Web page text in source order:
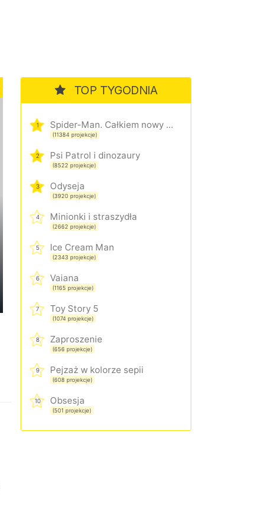
TOP TYGODNIA
1 Spider-Man. Całkiem nowy dzień
(11384 projekcje)
2 Psi Patrol i dinozaury
(8522 projekcje)
3 Odyseja
(3920 projekcje)
4 Minionki i straszydła
(2662 projekcje)
5 Ice Cream Man
(2343 projekcje)
6 Vaiana
(1165 projekcje)
7 Toy Story 5
(1074 projekcje)
8 Zaproszenie
(656 projekcje)
9 Pejzaż w kolorze sepii
(608 projekcje)
10 Obsesja
(501 projekcje)